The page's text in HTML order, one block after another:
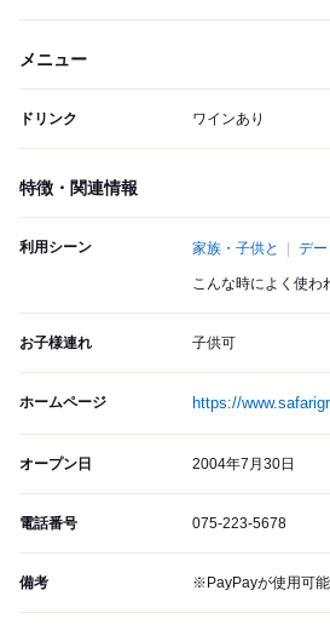
メニュー
ドリンク ワインあり
特徴・関連情報
利用シーン 家族・子供と デー
こんな時によく使わ
お子様連れ 子供可
ホームページ https://
オープン日 2004年7月30日
電話番号 075-223-5678
備考 ※PayPayが使用可能